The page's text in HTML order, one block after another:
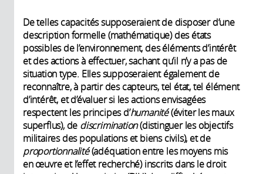
De telles capacités supposeraient de disposer d’une
description formelle (mathématique) des états
possibles de l’environnement, des éléments d’intérêt
et des actions à effectuer, sachant qu’il n’y a pas de
situation type. Elles supposeraient également de
reconnaître, à partir des capteurs, tel état, tel élément
d’intérêt, et d’évaluer si les actions envisagées
respectent les principes d’humanité(éviter les maux
superflus), de discrimination(distinguer les objectifs
militaires des populations et biens civils), et de
proportionnalité(adéquation entre les moyens mis
en œuvre et l’effet recherché) inscrits dans le droit